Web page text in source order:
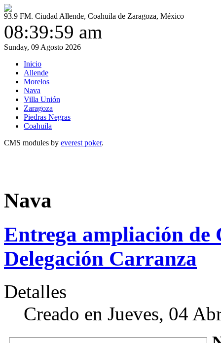
93.9 FM. Ciudad Allende, Coahuila de Zaragoza, México
08:39:59 am
Sunday, 09 Agosto 2026
Inicio
Allende
Morelos
Nava
Villa Unión
Zaragoza
Piedras Negras
Coahuila
CMS modules by everest poker.
Nava
Entrega ampliación de
Delegación Carranza
Detalles
Creado en Jueves, 04